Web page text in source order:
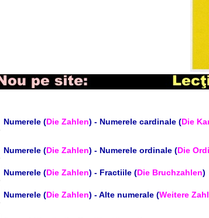
Numerele (Die Zahlen) - Numerele cardinale (Die
Numerele (Die Zahlen) - Numerele ordinale (Die
Numerele (Die Zahlen) - Fractiile (Die Bruchzahlen)
Numerele (Die Zahlen) - Alte numerale (Weitere